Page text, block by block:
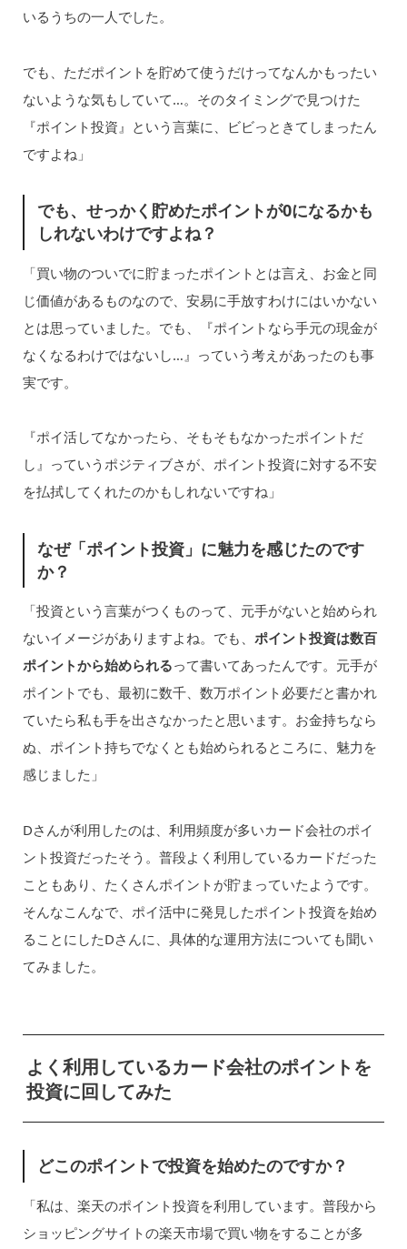
いるうちの一人でした。
でも、ただポイントを貯めて使うだけってなんかもったい
ないような気もしていて…。そのタイミングで見つけた
『ポイント投資』という言葉に、ビビっときてしまったん
ですよね」
でも、せっかく貯めたポイントが0になるかも
しれないわけですよね？
「買い物のついでに貯まったポイントとは言え、お金と同
じ価値があるものなので、安易に手放すわけにはいかない
とは思っていました。でも、『ポイントなら手元の現金が
なくなるわけではないし…』っていう考えがあったのも事
実です。
『ポイ活してなかったら、そもそもなかったポイントだ
し』っていうポジティブさが、ポイント投資に対する不安
を払拭してくれたのかもしれないですね」
なぜ「ポイント投資」に魅力を感じたのです
か？
「投資という言葉がつくものって、元手がないと始められ
ないイメージがありますよね。でも、 ポイント投資は数百
ポイントから始められるって書いてあったんです。元手が
ポイントでも、最初に数千、数万ポイント必要だと書かれ
ていたら私も手を出さなかったと思います。お金持ちなら
ぬ、ポイント持ちでなくとも始められるところに、魅力を
感じました」
Dさんが利用したのは、利用頻度が多いカード会社のポイ
ント投資だったそう。普段よく利用しているカードだった
こともあり、たくさんポイントが貯まっていたようです。
そんなこんなで、ポイ活中に発見したポイント投資を始め
ることにしたDさんに、具体的な運用方法についても聞い
てみました。
よく利用しているカード会社のポイントを
投資に回してみた
どこのポイントで投資を始めたのですか？
「私は、楽天のポイント投資を利用しています。普段から
ショッピングサイトの楽天市場で買い物をすることが多